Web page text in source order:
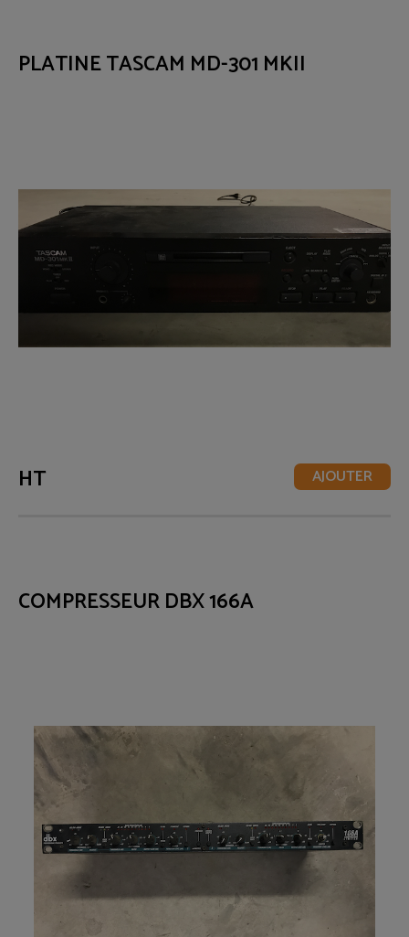
PLATINE TASCAM MD-301 MKII
HT AJOUTER
COMPRESSEUR DBX 166A